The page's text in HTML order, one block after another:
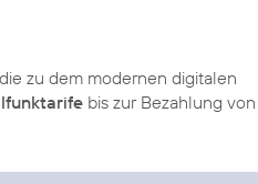
zu dem modernen digitalen
bis zur Bezahlung von